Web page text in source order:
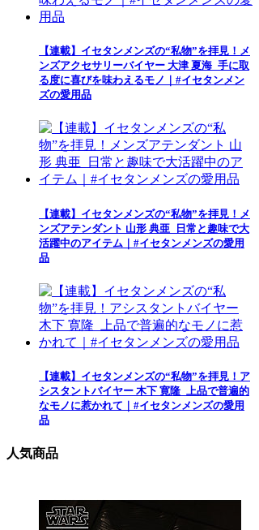
【連載】イセタンメンズの“私物”を拝見！メ
ンズアクセサリーバイヤー 大津 夏海_手に取
る度に喜びを味わえるモノ｜#イセタンメン
ズの愛用品
【連載】イセタンメンズの“私物”を拝見！メ
ンズアテンダント 山形 典亜_日常と趣味で大
活躍中のアイテム｜#イセタンメンズの愛用
品
【連載】イセタンメンズの“私物”を拝見！ア
シスタントバイヤー 木下 寛隆_上品で普遍的
なモノに惹かれて｜#イセタンメンズの愛用
品
人気商品